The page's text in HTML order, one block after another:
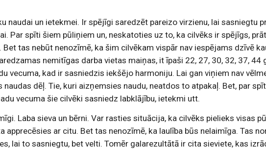
naudai un ietekmei. Ir spējīgi saredzēt pareizo virzienu, lai sasniegtu
Par spīti šiem pūliņiem un, neskatoties uz to, ka cilvēks ir spējīgs,
Bet tas nebūt nenozīmē, ka šim cilvēkam vispār nav iespējams dzīvē
nemitīgas darba vietas maiņas, it īpaši 22, 27, 30, 32, 37, 44
vecuma, kad ir sasniedzis iekšējo harmoniju. Lai gan viņiem nav
dēļ. Tie, kuri aizņemsies naudu, neatdos to atpakaļ. Bet, par
vecuma šie cilvēki sasniedz labklājību, ietekmi utt.
Laba sieva un bērni. Var rasties situācija, ka cilvēks pielieks visas
apprecēsies ar citu. Bet tas nenozīmē, ka laulība būs nelaimīga. Tas
lai to sasniegtu, bet velti. Tomēr galarezultātā ir cita sieviete, kas